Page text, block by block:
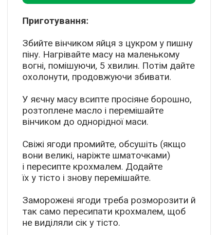
Приготування:
Збийте вінчиком яйця з цукром у пишну
піну. Нагрівайте масу на маленькому
вогні, помішуючи, 5 хвилин. Потім дайте
охолонути, продовжуючи збивати.
У яєчну масу всипте просіяне борошно,
розтоплене масло і перемішайте
вінчиком до однорідної маси.
Свіжі ягоди промийте, обсушіть (якщо
вони великі, наріжте шматочками)
і пересипте крохмалем. Додайте
їх у тісто і знову перемішайте.
Заморожені ягоди треба розморозити й
так само пересипати крохмалем, щоб
не виділяли сік у тісто.